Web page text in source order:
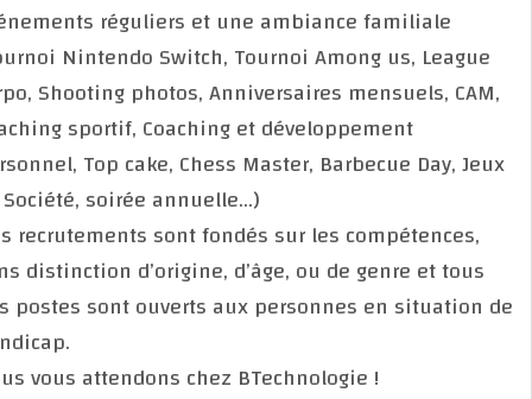
événements réguliers et une ambiance familiale
(Tournoi Nintendo Switch, Tournoi Among us,
corpo, Shooting photos, Anniversaires mensuels,
Coaching sportif, Coaching et développement
personnel, Top cake, Chess Master, Barbecue Day,
de Société, soirée annuelle…)
Nos recrutements sont fondés sur les compétences,
sans distinction d’origine, d’âge, ou de genre et tous
nos postes sont ouverts aux personnes en
handicap.
Nous vous attendons chez BTechnologie !